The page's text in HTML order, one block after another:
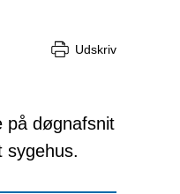
Udskriv
på døgnafsnit
sygehus.